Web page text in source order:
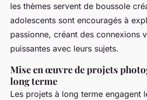
les thèmes servent de boussole
adolescents sont encouragés à
passionne, créant des connexions
puissantes avec leurs sujets.
Mise en œuvre de projets
long terme
Les projets à long terme engagent